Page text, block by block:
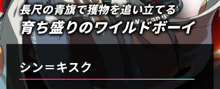
長尺の青旗で獲物を追い立てる
育ち盛りのワイルドボーイ
シン＝キスク